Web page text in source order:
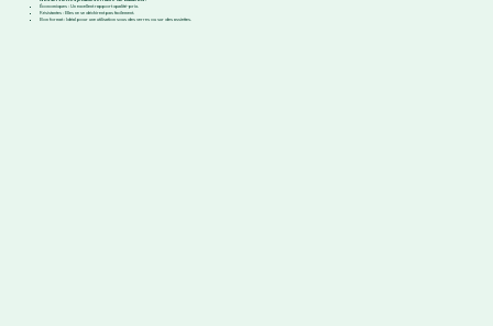
Économiques : Un excellent rapport qualité-prix.
Résistantes : Elles ne se déchirent pas facilement.
Bon format : Idéal pour une utilisation sous des verres ou sur des assiettes.